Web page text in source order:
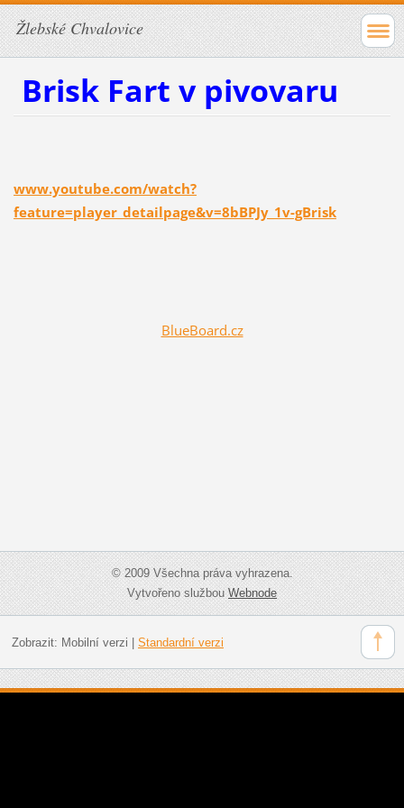
Žlebské Chvalovice
Brisk Fart v pivovaru
www.youtube.com/watch?
feature=player_detailpage&v=8bBPJy_1v-gBrisk
BlueBoard.cz
© 2009 Všechna práva vyhrazena.
Vytvořeno službouWebnode
Zobrazit: Mobilní verzi Standardní verzi